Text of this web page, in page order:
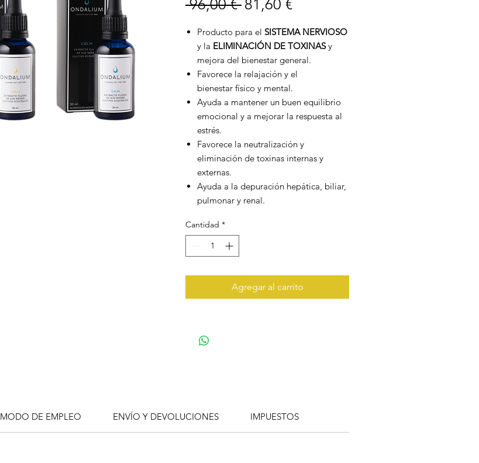
96,00 € Precio
81,60 €Precio
oferta
Producto para el SISTEMA NERVIOSO
y la ELIMINACIÓN DE TOXINASy
mejora del bienestar general.
Favorece la relajación y el
bienestar físico y mental.
Ayuda a mantener un buen equilibrio
emocional y a mejorar la respuesta al
estrés.
Favorece la neutralización y
eliminación de toxinas internas y
externas.
Ayuda a la depuración hepática, biliar,
pulmonar y renal.
Cantidad *
Agregar al carrito
MODO DE EMPLEO ENVÍO Y DEVOLUCIONES IMPUESTOS